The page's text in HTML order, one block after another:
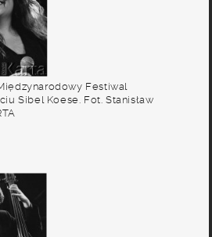
Festiwal
Sibel Koese. Fot. Stanisław